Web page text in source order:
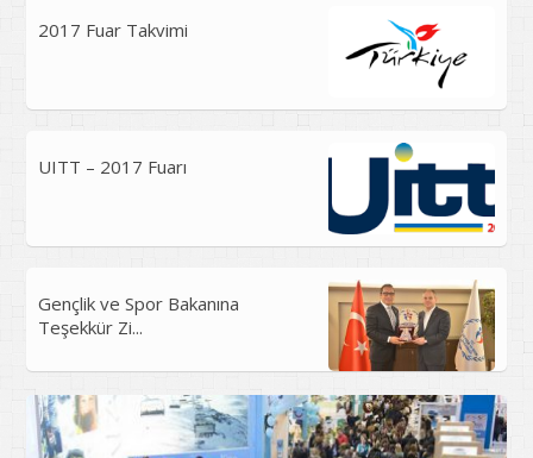
2017 Fuar Takvimi
UITT – 2017 Fuarı
Gençlik ve Spor Bakanına
Teşekkür Zi...